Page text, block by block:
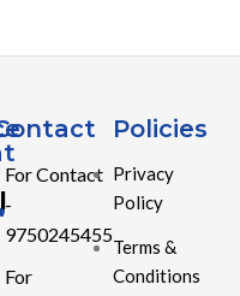
For Contact
-
9750245455
For
Policies
Privacy
Policy
Terms &
Conditions